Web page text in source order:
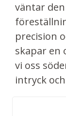
väntar
precision
skapar en
vi oss
intryck